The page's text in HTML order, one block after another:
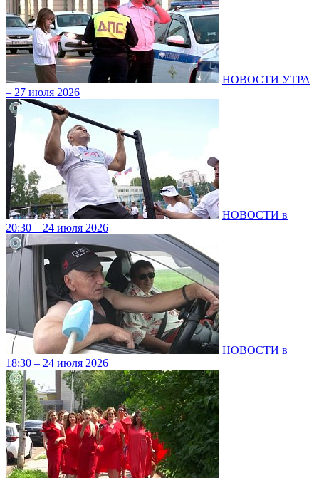
НОВОСТИ УТРА
– 27 июля 2026
НОВОСТИ в
20:30 – 24 июля 2026
НОВОСТИ в
18:30 – 24 июля 2026